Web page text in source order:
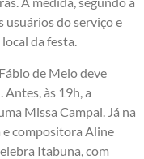
usuários do serviço e
da festa.
de Melo deve
às 19h, a
Missa Campal. Já na
e compositora Aline
Itabuna, com